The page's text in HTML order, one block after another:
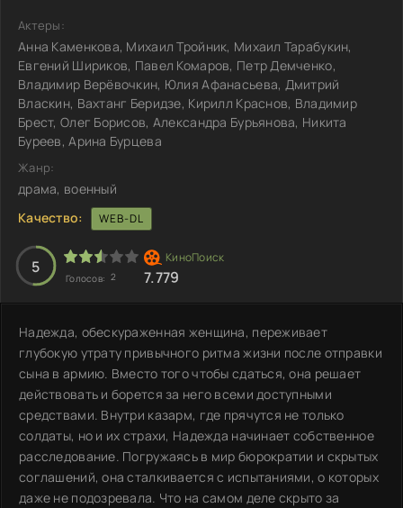
Актеры:
Анна Каменкова, Михаил Тройник, Михаил Тарабукин,
Евгений Шириков, Павел Комаров, Петр Демченко,
Владимир Верёвочкин, Юлия Афанасьева, Дмитрий
Власкин, Вахтанг Беридзе, Кирилл Краснов, Владимир
Брест, Олег Борисов, Александра Бурьянова, Никита
Буреев, Арина Бурцева
Жанр:
драма, военный
Качество:
WEB-DL
5
Голосов: 2 7.779
Надежда, обескураженная женщина, переживает
глубокую утрату привычного ритма жизни после отправки
сына в армию. Вместо того чтобы сдаться, она решает
действовать и борется за него всеми доступными
средствами. Внутри казарм, где прячутся не только
солдаты, но и их страхи, Надежда начинает собственное
расследование. Погружаясь в мир бюрократии и скрытых
соглашений, она сталкивается с испытаниями, о которых
даже не подозревала. Что на самом деле скрыто за